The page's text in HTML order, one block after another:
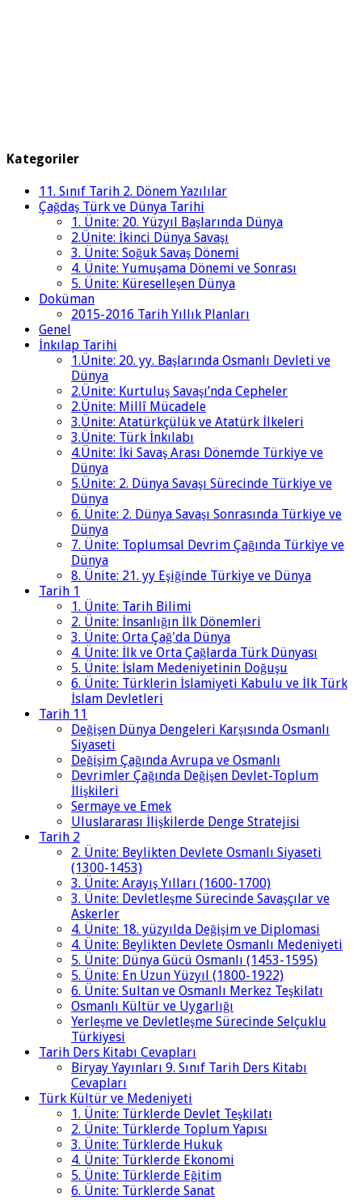
Kategoriler
11. Sınıf Tarih 2. Dönem Yazılılar
Çağdaş Türk ve Dünya Tarihi
1. Ünite: 20. Yüzyıl Başlarında Dünya
2.Ünite: İkinci Dünya Savaşı
3. Ünite: Soğuk Savaş Dönemi
4. Ünite: Yumuşama Dönemi ve Sonrası
5. Ünite: Küreselleşen Dünya
Doküman
2015-2016 Tarih Yıllık Planları
Genel
İnkılap Tarihi
1.Ünite: 20. yy. Başlarında Osmanlı Devleti ve
Dünya
2.Ünite: Kurtuluş Savaşı’nda Cepheler
2.Ünite: Millî Mücadele
3.Ünite: Atatürkçülük ve Atatürk İlkeleri
3.Ünite: Türk İnkılabı
4.Ünite: İki Savaş Arası Dönemde Türkiye ve
Dünya
5.Ünite: 2. Dünya Savaşı Sürecinde Türkiye ve
Dünya
6. Ünite: 2. Dünya Savaşı Sonrasında Türkiye ve
Dünya
7. Ünite: Toplumsal Devrim Çağında Türkiye ve
Dünya
8. Ünite: 21. yy Eşiğinde Türkiye ve Dünya
Tarih 1
1. Ünite: Tarih Bilimi
2. Ünite: İnsanlığın İlk Dönemleri
3. Ünite: Orta Çağ'da Dünya
4. Ünite: İlk ve Orta Çağlarda Türk Dünyası
5. Ünite: İslam Medeniyetinin Doğuşu
6. Ünite: Türklerin İslamiyeti Kabulu ve İlk Türk
İslam Devletleri
Tarih 11
Değişen Dünya Dengeleri Karşısında Osmanlı
Siyaseti
Değişim Çağında Avrupa ve Osmanlı
Devrimler Çağında Değişen Devlet-Toplum
İlişkileri
Sermaye ve Emek
Uluslararası İlişkilerde Denge Stratejisi
Tarih 2
2. Ünite: Beylikten Devlete Osmanlı Siyaseti
(1300-1453)
3. Ünite: Arayış Yılları (1600-1700)
3. Ünite: Devletleşme Sürecinde Savaşçılar ve
Askerler
4. Ünite: 18. yüzyılda Değişim ve Diplomasi
4. Ünite: Beylikten Devlete Osmanlı Medeniyeti
5. Ünite: Dünya Gücü Osmanlı (1453-1595)
5. Ünite: En Uzun Yüzyıl (1800-1922)
6. Ünite: Sultan ve Osmanlı Merkez Teşkilatı
Osmanlı Kültür ve Uygarlığı
Yerleşme ve Devletleşme Sürecinde Selçuklu
Türkiyesi
Tarih Ders Kitabı Cevapları
Biryay Yayınları 9. Sınıf Tarih Ders Kitabı
Cevapları
Türk Kültür ve Medeniyeti
1. Ünite: Türklerde Devlet Teşkilatı
2. Ünite: Türklerde Toplum Yapısı
3. Ünite: Türklerde Hukuk
4. Ünite: Türklerde Ekonomi
5. Ünite: Türklerde Eğitim
6. Ünite: Türklerde Sanat